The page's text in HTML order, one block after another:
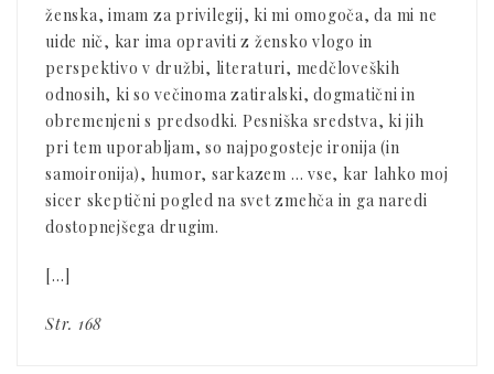
ženska, imam za privilegij, ki mi omogoča, da mi ne
uide nič, kar ima opraviti z žensko vlogo in
perspektivo v družbi, literaturi, medčloveških
odnosih, ki so večinoma zatiralski, dogmatični in
obremenjeni s predsodki. Pesniška sredstva, ki jih
pri tem uporabljam, so najpogosteje ironija (in
samoironija), humor, sarkazem … vse, kar lahko moj
sicer skeptični pogled na svet zmehča in ga naredi
dostopnejšega drugim.
[…]
Str. 168